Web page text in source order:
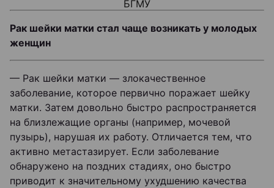
БГМУ
Рак шейки матки стал чаще возникать у молодых
женщин
— Рак шейки матки — злокачественное
заболевание, которое первично поражает шейку
матки. Затем довольно быстро распространяется
на близлежащие органы (например, мочевой
пузырь), нарушая их работу. Отличается тем, что
активно метастазирует. Если заболевание
обнаружено на поздних стадиях, оно быстро
приводит к значительному ухудшению качества